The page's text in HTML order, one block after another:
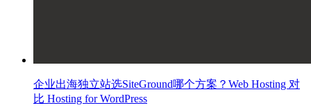
企业出海独立站选SiteGround哪个方案？Web Hosting 对
比 Hosting for WordPress